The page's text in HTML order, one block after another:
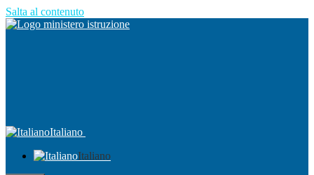
Salta al contenuto
Italiano
Italiano